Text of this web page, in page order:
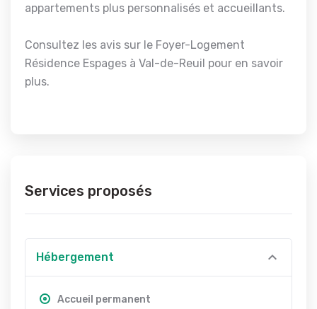
appartements plus personnalisés et accueillants.
Consultez les avis sur le Foyer-Logement
Résidence Espages à Val-de-Reuil pour en savoir
plus.
Services proposés
Hébergement
Accueil permanent